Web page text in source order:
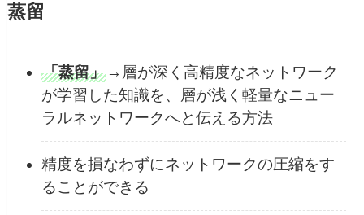
蒸留
「蒸留」→層が深く高精度なネットワーク
が学習した知識を、層が浅く軽量なニュー
ラルネットワークへと伝える方法
精度を損なわずにネットワークの圧縮をす
ることができる